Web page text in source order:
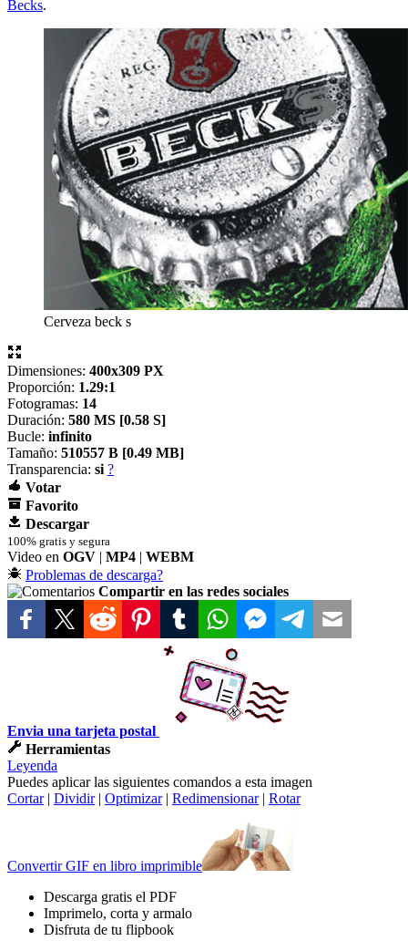
Becks.
Cerveza beck s
Dimensiones: 400x309 PX
Proporción: 1.29:1
Fotogramas: 14
Duración: 580 MS [0.58 S]
Bucle: infinito
Tamaño: 510557 B [0.49 MB]
Transparencia: si ?
Votar
Favorito
Descargar
100% gratis y segura
Video en OGV | MP4 | WEBM
Problemas de descarga?
Compartir en las redes sociales
Envia una tarjeta postal
Herramientas
Leyenda
Puedes aplicar las siguientes comandos a esta imagen
Cortar| Dividir| Optimizar| Redimensionar| Rotar
Convertir GIF en libro imprimible
Descarga gratis el PDF
Imprimelo, corta y armalo
Disfruta de tu flipbook